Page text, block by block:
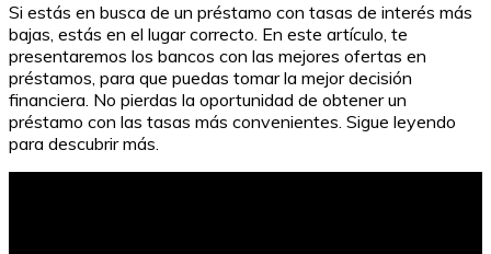
Si estás en busca de un préstamo con tasas de interés más
bajas, estás en el lugar correcto. En este artículo, te
presentaremos los bancos con las mejores ofertas en
préstamos, para que puedas tomar la mejor decisión
financiera. No pierdas la oportunidad de obtener un
préstamo con las tasas más convenientes. Sigue leyendo
para descubrir más.